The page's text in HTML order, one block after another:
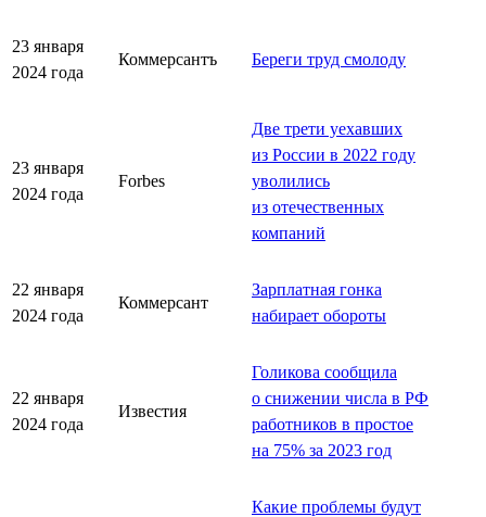
23 января
2024 года
Коммерсантъ Береги труд смолоду
23 января
2024 года
Forbes
Две трети уехавших
из России в 2022 году
уволились
из отечественных
компаний
22 января
2024 года
Коммерсант
Зарплатная гонка
набирает обороты
22 января
2024 года
Известия
Голикова сообщила
о снижении числа в РФ
работников в простое
на 75% за 2023 год
Какие проблемы будут